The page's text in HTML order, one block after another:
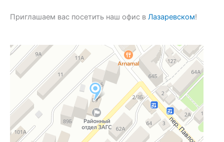
Приглашаем вас посетить наш офис в Лазаревском!